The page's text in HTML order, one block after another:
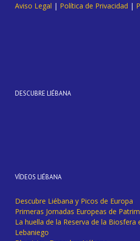
Aviso Legal | Política de Privacidad |
DESCUBRE LIÉBANA
VÍDEOS LIÉBANA
Descubre Liébana y Picos de Europa
Primeras Jornadas Europeas de
La huella de la Reserva de la
Lebaniego